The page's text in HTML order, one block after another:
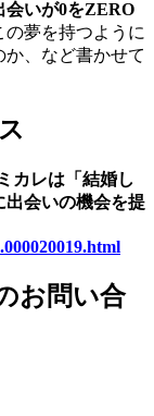
会いが0をZERO
の夢を持つように
、など書かせて
カレは「結婚し
出会いの機会を提
お問い合